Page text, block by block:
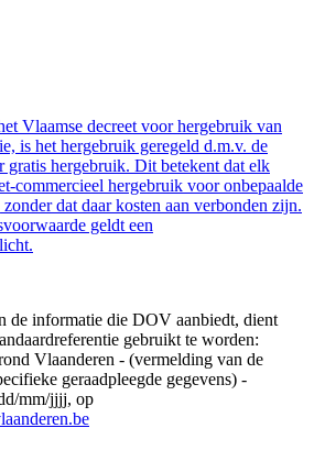
Vlaamse decreet voor hergebruik van
is het hergebruik geregeld d.m.v. de
gratis hergebruik. Dit betekent dat elk
commercieel hergebruik voor onbepaalde
dat daar kosten aan verbonden zijn.
geldt een
de informatie die DOV aanbiedt, dient
gebruikt te worden:
Vlaanderen - (vermelding van de
geraadpleegde gegevens) -
mm/jjjj, op